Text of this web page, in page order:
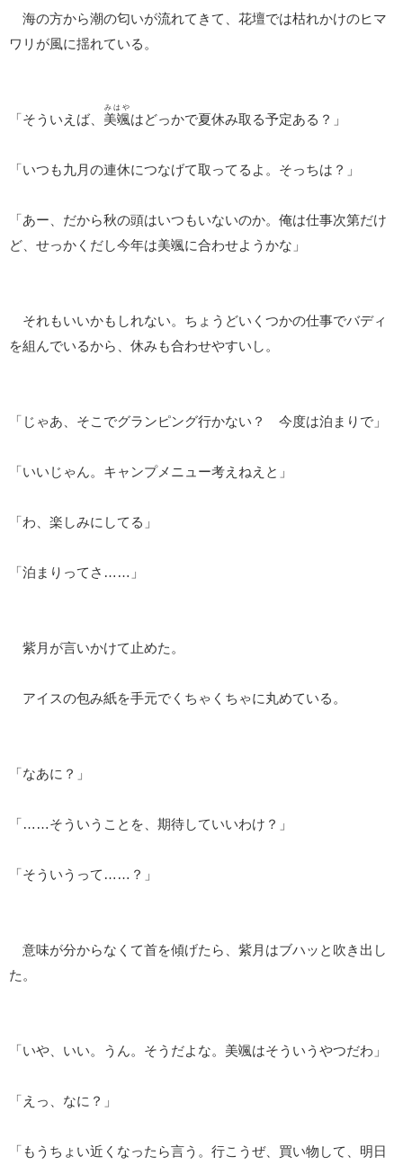
海の方から潮の匂いが流れてきて、花壇では枯れかけのヒマ
ワリが風に揺れている。
「そういえば、 美颯
みはや
はどっかで夏休み取る予定ある？」
「いつも九月の連休につなげて取ってるよ。そっちは？」
「あー、だから秋の頭はいつもいないのか。俺は仕事次第だけ
ど、せっかくだし今年は美颯に合わせようかな」
それもいいかもしれない。ちょうどいくつかの仕事でバディ
を組んでいるから、休みも合わせやすいし。
「じゃあ、そこでグランピング行かない？ 今度は泊まりで」
「いいじゃん。キャンプメニュー考えねえと」
「わ、楽しみにしてる」
「泊まりってさ……」
紫月が言いかけて止めた。
アイスの包み紙を手元でくちゃくちゃに丸めている。
「なあに？」
「……そういうことを、期待していいわけ？」
「そういうって……？」
意味が分からなくて首を傾げたら、紫月はブハッと吹き出し
た。
「いや、いい。うん。そうだよな。美颯はそういうやつだわ」
「えっ、なに？」
「もうちょい近くなったら言う。行こうぜ、買い物して、明日